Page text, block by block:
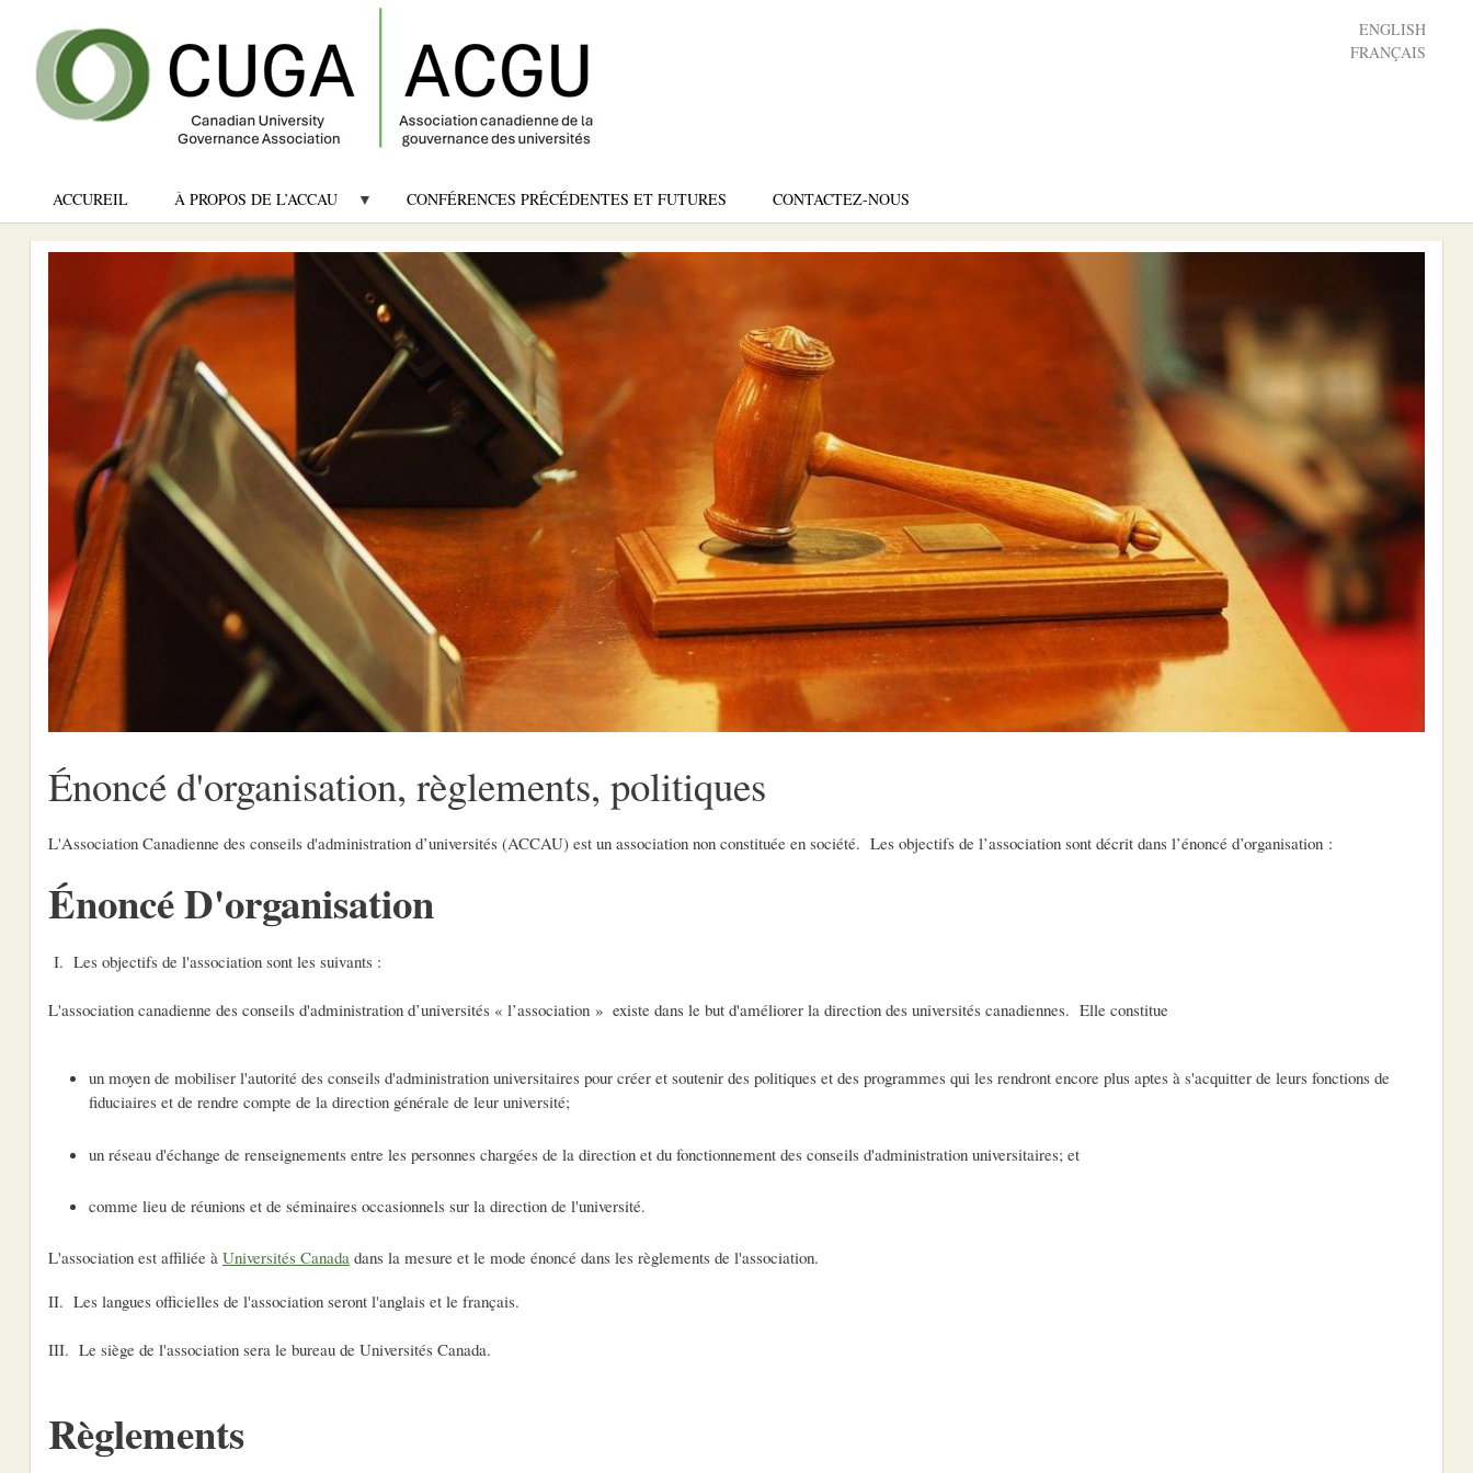
ENGLISH
FRANÇAIS
ACCUREIL À PROPOS DE L’ACCAU CONFÉRENCES PRÉCÉDENTES ET FUTURES CONTACTEZ-NOUS
Énoncé d'organisation, règlements, politiques
L'Association Canadienne des conseils d'administration d’universités (ACCAU) est un association non constituée en société. Les objectifs de l’association sont décrit dans l’énoncé d’organisation :
Énoncé D'organisation
I. Les objectifs de l'association sont les suivants :
L'association canadienne des conseils d'administration d’universités « l’association » existe dans le but d'améliorer la direction des universités canadiennes. Elle constitue
un moyen de mobiliser l'autorité des conseils d'administration universitaires pour créer et soutenir des politiques et des programmes qui les rendront encore plus aptes à s'acquitter de leurs fonctions de
fiduciaires et de rendre compte de la direction générale de leur université;
un réseau d'échange de renseignements entre les personnes chargées de la direction et du fonctionnement des conseils d'administration universitaires; et
comme lieu de réunions et de séminaires occasionnels sur la direction de l'université.
L'association est affiliée à Universités Canada dans la mesure et le mode énoncé dans les règlements de l'association.
II. Les langues officielles de l'association seront l'anglais et le français.
III. Le siège de l'association sera le bureau de Universités Canada.
Règlements